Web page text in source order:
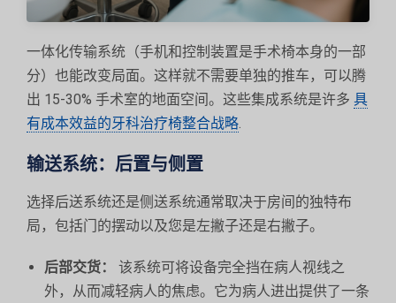
一体化传输系统（手机和控制装置是手术椅本身的一部
分）也能改变局面。这样就不需要单独的推车，可以腾
出 15-30% 手术室的地面空间。这些集成系统是许多 具
有成本效益的牙科治疗椅整合战略.
输送系统：后置与侧置
选择后送系统还是侧送系统通常取决于房间的独特布
局，包括门的摆动以及您是左撇子还是右撇子。
后部交货：
该系统可将设备完全挡在病人视线之
外，从而减轻病人的焦虑。它为病人进出提供了一条